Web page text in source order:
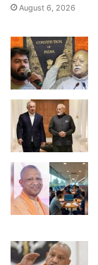
August 6, 2026